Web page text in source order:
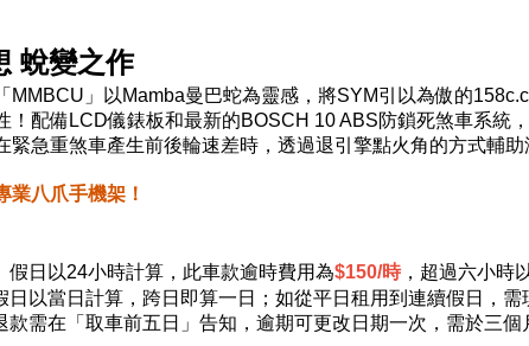
蛻變之作
MMBCU」以Mamba曼巴蛇為靈感，將SYM引以為傲的
！配備LCD儀錶板和最新的BOSCH 10 ABS防鎖死煞車系統
緊急重煞車產生前後輪速差時，透過退引擎點火角的方式輔助
業八爪手機架！
假日以24小時計算，此車款逾時費用為$150/時，超過六小時
以當日計算，跨日即算一日；如從平日租用到連續假日，需
需在「取車前五日」告知，逾期可更改日期一次，需於三個